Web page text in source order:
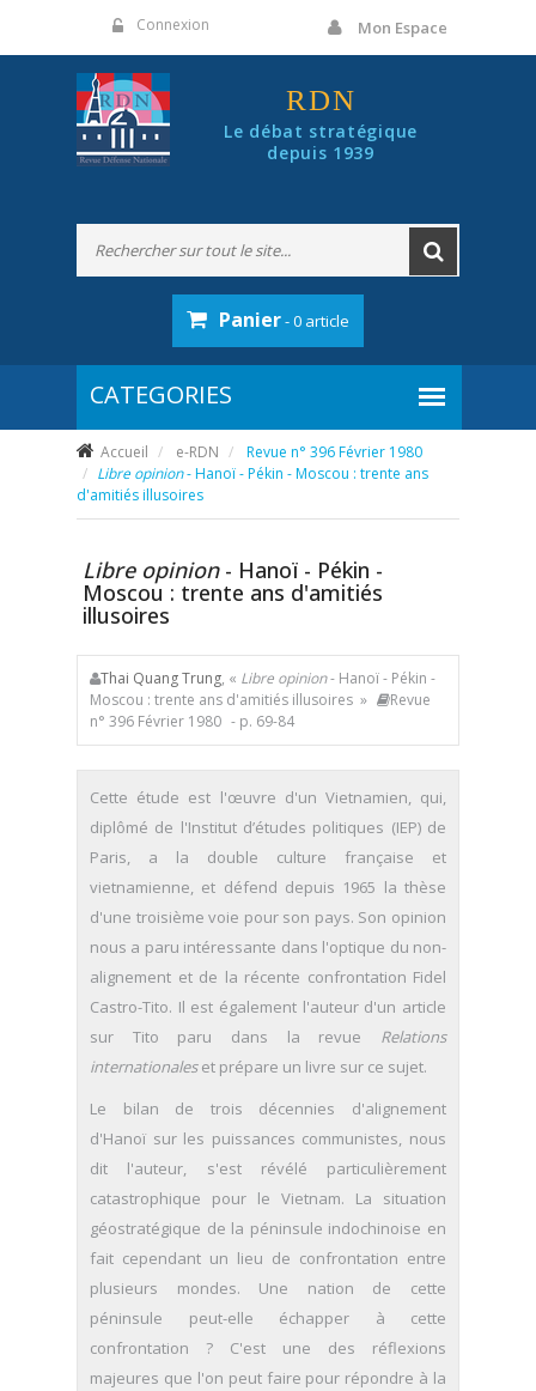
Connexion Mon Espace
RDN
Le débat stratégique
depuis 1939
Panier- 0 article
Accueil e-RDN
Revue n° 396 Février 1980
Libre opinion- Hanoï - Pékin - Moscou : trente ans
d'amitiés illusoires
Libre opinion- Hanoï - Pékin -
Moscou : trente ans d'amitiés
illusoires
Thai Quang Trung, « Libre opinion- Hanoï - Pékin -
Moscou : trente ans d'amitiés illusoires »
Revue
n° 396 Février 1980 - p. 69-84
Cette étude est l'œuvre d'un Vietnamien, qui,
diplômé de l'Institut d’études politiques (IEP) de
Paris, a la double culture française et
vietnamienne, et défend depuis 1965 la thèse
d'une troisième voie pour son pays. Son opinion
nous a paru intéressante dans l'optique du non-
alignement et de la récente confrontation Fidel
Castro-Tito. Il est également l'auteur d'un article
sur Tito paru dans la revue Relations
internationaleset prépare un livre sur ce sujet.
Le bilan de trois décennies d'alignement
d'Hanoï sur les puissances communistes, nous
dit l'auteur, s'est révélé particulièrement
catastrophique pour le Vietnam. La situation
géostratégique de la péninsule indochinoise en
fait cependant un lieu de confrontation entre
plusieurs mondes. Une nation de cette
péninsule peut-elle échapper à cette
confrontation ? C'est une des réflexions
majeures que l'on peut faire pour répondre à la